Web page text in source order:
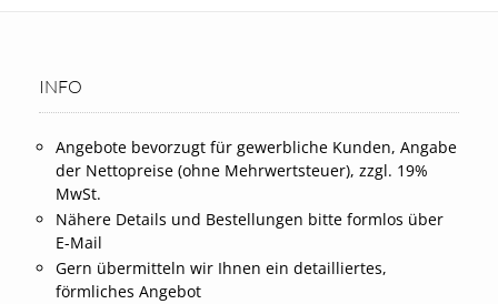
INFO
Angebote bevorzugt für gewerbliche Kunden, Angabe
der Nettopreise (ohne Mehrwertsteuer), zzgl. 19%
MwSt.
Nähere Details und Bestellungen bitte formlos über
E-Mail
Gern übermitteln wir Ihnen ein detailliertes,
förmliches Angebot